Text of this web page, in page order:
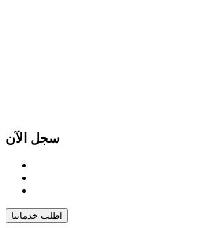
سجل الآن
اطلب خدماتنا